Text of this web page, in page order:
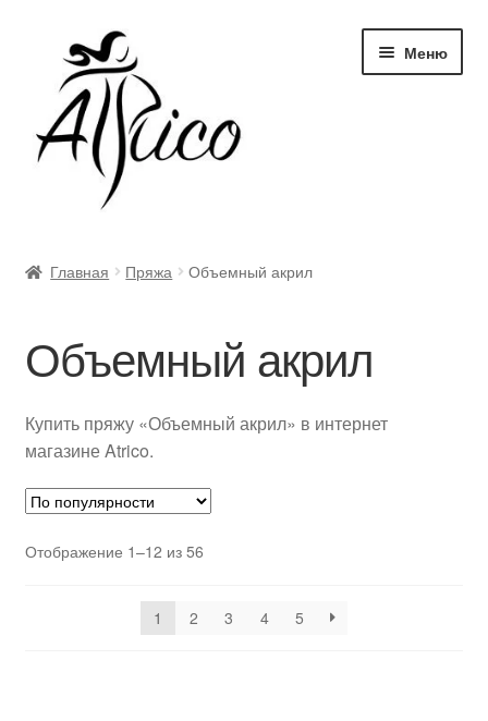
Перейти
навигации
Перейти
содержимому
Меню
Контакты
Корзина
Главная Пряжа Объемный акрил
Объемный акрил
Купить пряжу «Объемный акрил» в интернет
магазине Atrico.
Отображение 1–12 из 56
1 2 3 4 5